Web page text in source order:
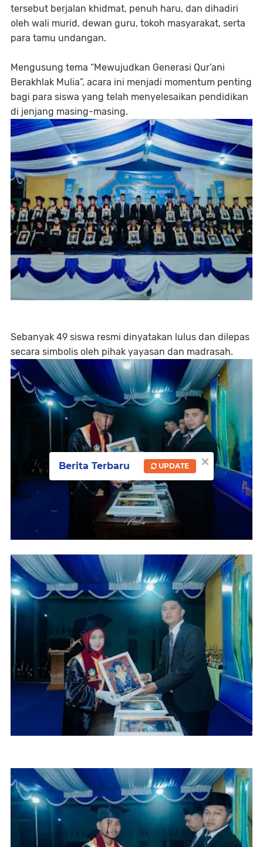
tersebut berjalan khidmat, penuh haru, dan dihadiri
oleh wali murid, dewan guru, tokoh masyarakat, serta
para tamu undangan.
Mengusung tema “Mewujudkan Generasi Qur’ani
Berakhlak Mulia”, acara ini menjadi momentum penting
bagi para siswa yang telah menyelesaikan pendidikan
di jenjang masing-masing.
Sebanyak 49 siswa resmi dinyatakan lulus dan dilepas
secara simbolis oleh pihak yayasan dan madrasah.
×
Berita Terbaru UPDATE